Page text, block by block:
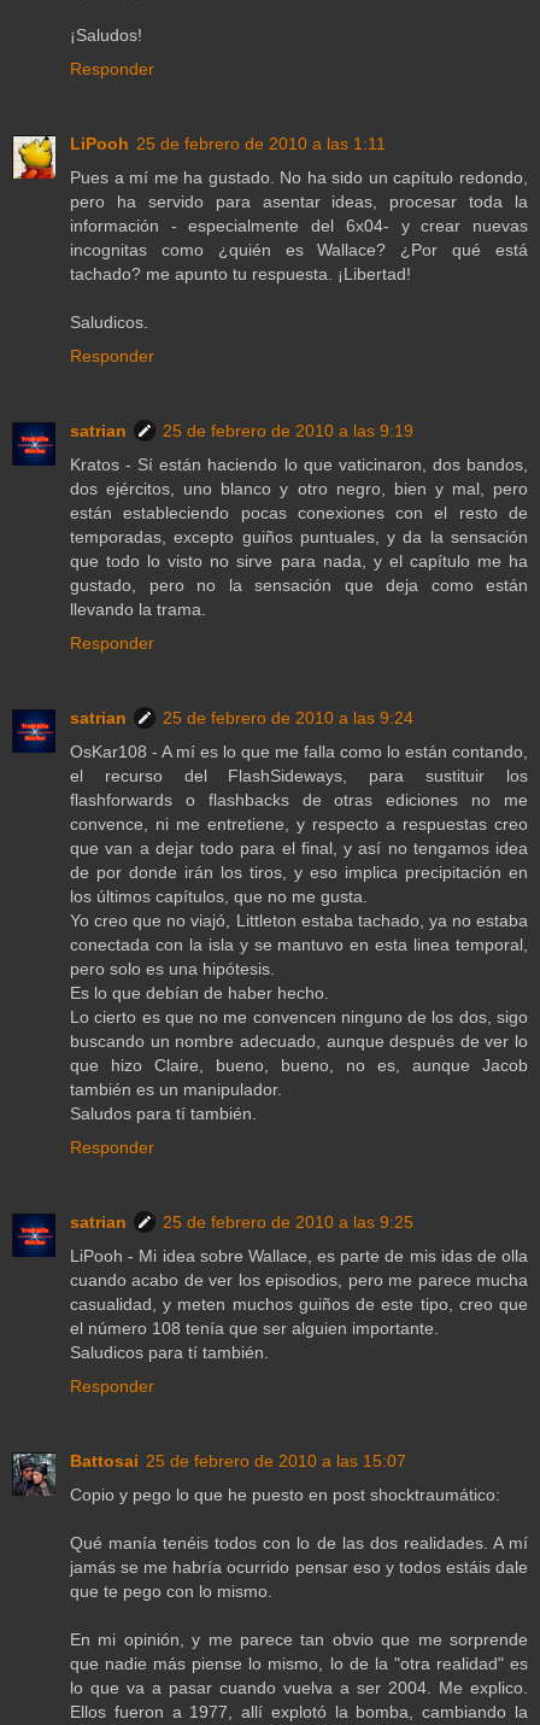
¡Saludos!
Responder
LiPooh 25 de febrero de 2010 a las 1:11
Pues a mí me ha gustado. No ha sido un capítulo redondo,
pero ha servido para asentar ideas, procesar toda la
información - especialmente del 6x04- y crear nuevas
incognitas como ¿quién es Wallace? ¿Por qué está
tachado? me apunto tu respuesta. ¡Libertad!
Saludicos.
Responder
satrian
25 de febrero de 2010 a las 9:19
Kratos - Sí están haciendo lo que vaticinaron, dos bandos,
dos ejércitos, uno blanco y otro negro, bien y mal, pero
están estableciendo pocas conexiones con el resto de
temporadas, excepto guiños puntuales, y da la sensación
que todo lo visto no sirve para nada, y el capítulo me ha
gustado, pero no la sensación que deja como están
llevando la trama.
Responder
satrian
25 de febrero de 2010 a las 9:24
OsKar108 - A mí es lo que me falla como lo están contando,
el recurso del FlashSideways, para sustituir los
flashforwards o flashbacks de otras ediciones no me
convence, ni me entretiene, y respecto a respuestas creo
que van a dejar todo para el final, y así no tengamos idea
de por donde irán los tiros, y eso implica precipitación en
los últimos capítulos, que no me gusta.
Yo creo que no viajó, Littleton estaba tachado, ya no estaba
conectada con la isla y se mantuvo en esta linea temporal,
pero solo es una hipótesis.
Es lo que debían de haber hecho.
Lo cierto es que no me convencen ninguno de los dos, sigo
buscando un nombre adecuado, aunque después de ver lo
que hizo Claire, bueno, bueno, no es, aunque Jacob
también es un manipulador.
Saludos para tí también.
Responder
satrian
25 de febrero de 2010 a las 9:25
LiPooh - Mi idea sobre Wallace, es parte de mis idas de olla
cuando acabo de ver los episodios, pero me parece mucha
casualidad, y meten muchos guiños de este tipo, creo que
el número 108 tenía que ser alguien importante.
Saludicos para tí también.
Responder
Battosai 25 de febrero de 2010 a las 15:07
Copio y pego lo que he puesto en post shocktraumático:
Qué manía tenéis todos con lo de las dos realidades. A mí
jamás se me habría ocurrido pensar eso y todos estáis dale
que te pego con lo mismo.
En mi opinión, y me parece tan obvio que me sorprende
que nadie más piense lo mismo, lo de la "otra realidad" es
lo que va a pasar cuando vuelva a ser 2004. Me explico.
Ellos fueron a 1977, allí explotó la bomba, cambiando la